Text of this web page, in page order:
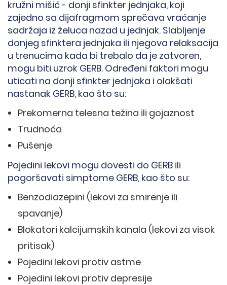
kružni mišić - donji sfinkter jednjaka, koji
zajedno sa dijafragmom sprečava vraćanje
sadržaja iz želuca nazad u jednjak. Slabljenje
donjeg sfinktera jednjaka ili njegova relaksacija
u trenucima kada bi trebalo da je zatvoren,
mogu biti uzrok GERB. Određeni faktori mogu
uticati na donji sfinkter jednjaka i olakšati
nastanak GERB, kao što su:
Prekomerna telesna težina ili gojaznost
Trudnoća
Pušenje
Pojedini lekovi mogu dovesti do GERB ili
pogoršavati simptome GERB, kao što su:
Benzodiazepini (lekovi za smirenje ili
spavanje)
Blokatori kalcijumskih kanala (lekovi za visok
pritisak)
Pojedini lekovi protiv astme
Pojedini lekovi protiv depresije